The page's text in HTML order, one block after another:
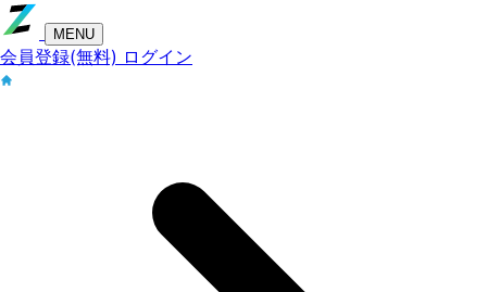
MENU
会員登録(無料) ログイン